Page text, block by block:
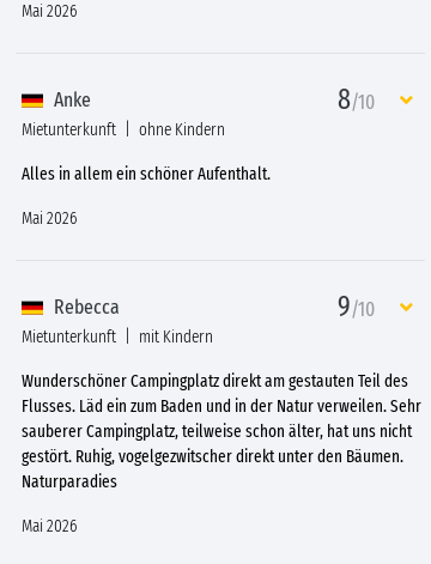
Mai 2026
Anke 8/10
Mietunterkunft ohne Kindern
Alles in allem ein schöner Aufenthalt.
Mai 2026
Rebecca 9/10
Mietunterkunft mit Kindern
Wunderschöner Campingplatz direkt am gestauten Teil des
Flusses. Läd ein zum Baden und in der Natur verweilen. Sehr
sauberer Campingplatz, teilweise schon älter, hat uns nicht
gestört. Ruhig, vogelgezwitscher direkt unter den Bäumen.
Naturparadies
Mai 2026